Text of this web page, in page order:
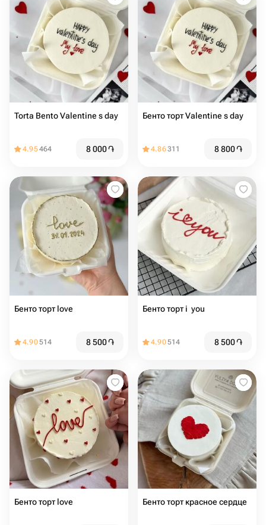
Torta Bento Valentine s day
4.95464 8 000֏
Бенто торт Valentine s day
4.86311 8 800֏
Бенто торт love
4.90514 8 500֏
Бенто торт i ️ you
4.90514 8 500֏
Бенто торт love ️ Бенто торт красное сердце